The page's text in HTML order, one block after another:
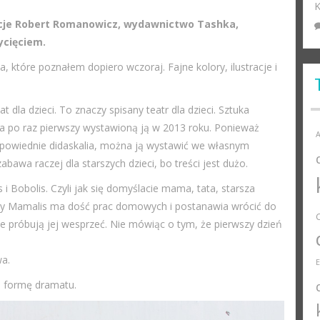
Robert Romanowicz, wydawnictwo Tashka,
które poznałem dopiero wczoraj. Fajne kolory, ilustracje i
dzieci. To znaczy spisany teatr dla dzieci. Sztuka
po raz pierwszy wystawioną ją w 2013 roku. Ponieważ
didaskalia, można ją wystawić we własnym
raczej dla starszych dzieci, bo treści jest dużo.
Bobolis. Czyli jak się domyślacie mama, tata, starsza
Mamalis ma dość prac domowych i postanawia wrócić do
próbują jej wesprzeć. Nie mówiąc o tym, że pierwszy dzień
formę dramatu.